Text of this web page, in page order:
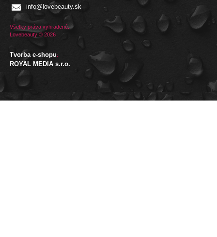
info@lovebeauty.sk
Všetky práva vyhradené.
Lovebeauty © 2026
Tvorba e-shopu:
ROYAL MEDIA s.r.o.